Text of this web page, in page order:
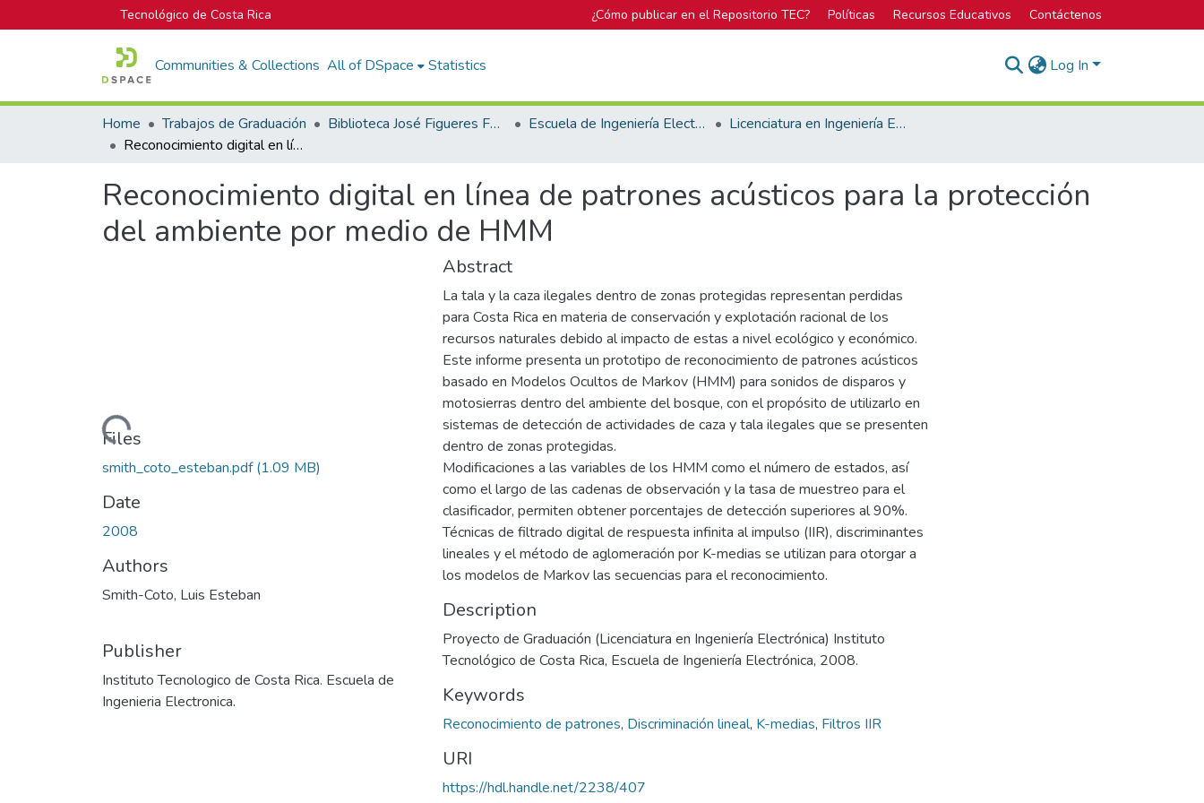
Tecnológico de Costa Rica ¿Cómo publicar en el Repositorio TEC? Políticas Recursos Educativos Contáctenos
Communities & Collections All of DSpace Statistics Log In
Home Trabajos de Graduación Biblioteca José Figueres Ferrer Escuela de Ingeniería Electrónica
Licenciatura en Ingeniería Electrónica
Reconocimiento digital en línea de patrones acústicos para la protección del ambiente por medio de HMM
Reconocimiento digital en línea de patrones acústicos para la protección
del ambiente por medio de HMM
Loading...
Files
smith_coto_esteban.pdf(1.09 MB)
Date
2008
Authors
Smith-Coto, Luis Esteban
Publisher
Instituto Tecnologico de Costa Rica. Escuela de
Ingenieria Electronica.
Abstract
La tala y la caza ilegales dentro de zonas protegidas representan perdidas
para Costa Rica en materia de conservación y explotación racional de los
recursos naturales debido al impacto de estas a nivel ecológico y económico.
Este informe presenta un prototipo de reconocimiento de patrones acústicos
basado en Modelos Ocultos de Markov (HMM) para sonidos de disparos y
motosierras dentro del ambiente del bosque, con el propósito de utilizarlo en
sistemas de detección de actividades de caza y tala ilegales que se presenten
dentro de zonas protegidas.
Modificaciones a las variables de los HMM como el número de estados, así
como el largo de las cadenas de observación y la tasa de muestreo para el
clasificador, permiten obtener porcentajes de detección superiores al 90%.
Técnicas de filtrado digital de respuesta infinita al impulso (IIR), discriminantes
lineales y el método de aglomeración por K-medias se utilizan para otorgar a
los modelos de Markov las secuencias para el reconocimiento.
Description
Proyecto de Graduación (Licenciatura en Ingeniería Electrónica) Instituto
Tecnológico de Costa Rica, Escuela de Ingeniería Electrónica, 2008.
Keywords
Reconocimiento de patrones, Discriminación lineal, K-medias, Filtros IIR
URI
https://hdl.handle.net/2238/407